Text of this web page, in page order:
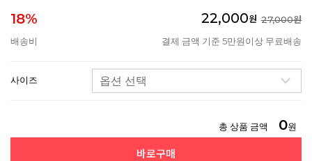
18% 22,000원 27,000원
배송비
결제 금액 기준 5만원이상 무료배송
사이즈
총 상품 금액 0원
바로구매